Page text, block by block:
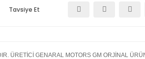
Tavsiye Et
ÜRETİCİ GENARAL MOTORS GM ORJİNAL